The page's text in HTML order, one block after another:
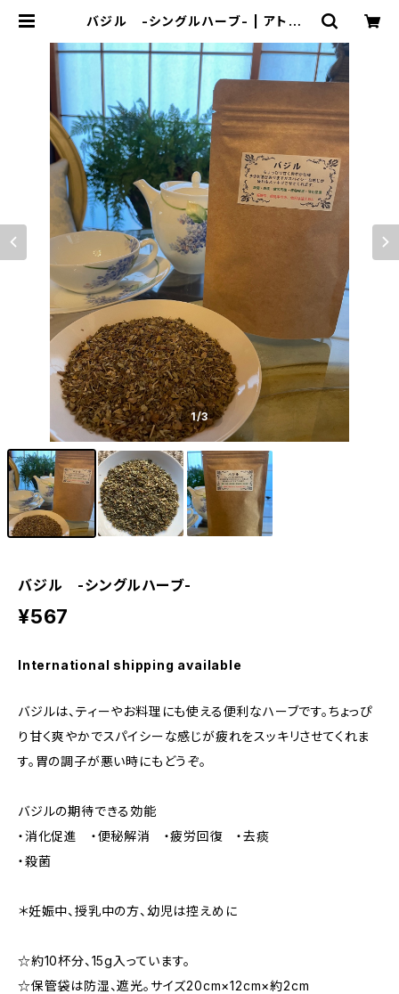
バジル -シングルハーブ- | アトリエ
1/3
バジル -シングルハーブ-
¥567
International shipping available
バジルは、ティーやお料理にも使える便利なハーブです。ちょっぴ
り甘く爽やかでスパイシーな感じが疲れをスッキリさせてくれま
す。胃の調子が悪い時にもどうぞ。
バジルの期待できる効能
・消化促進 ・便秘解消 ・疲労回復 ・去痰
・殺菌
＊妊娠中、授乳中の方、幼児は控えめに
☆約10杯分、15g入っています。
☆保管袋は防湿、遮光。サイズ20cm×12cm×約2cm